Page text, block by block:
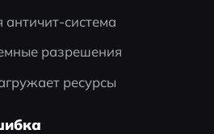
система
разрешения
ресурсы